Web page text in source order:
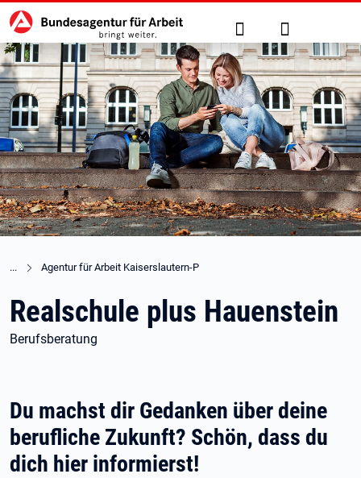
zu den Hauptinhalten springen
Hauptnavigation Suche Anmelden
Agentur für Arbeit Kaiserslautern-P
Realschule plus Hauenstein
Berufsberatung
Du machst dir Gedanken über deine
berufliche Zukunft? Schön, dass du
dich hier informierst!